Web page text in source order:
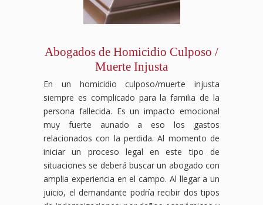
Abogados de Homicidio Culposo /
Muerte Injusta
En un homicidio culposo/muerte injusta
siempre es complicado para la familia de la
persona fallecida. Es un impacto emocional
muy fuerte aunado a eso los gastos
relacionados con la perdida. Al momento de
iniciar un proceso legal en este tipo de
situaciones se deberá buscar un abogado con
amplia experiencia en el campo. Al llegar a un
juicio, el demandante podría recibir dos tipos